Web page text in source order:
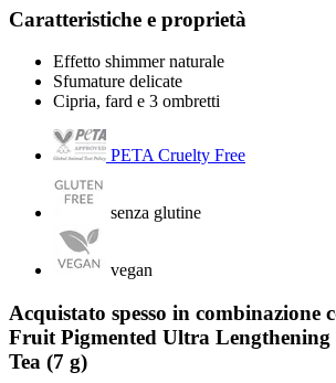
Caratteristiche e proprietà
Effetto shimmer naturale
Sfumature delicate
Cipria, fard e 3 ombretti
PETA Cruelty Free
senza glutine
vegan
Acquistato spesso in combinazione
Fruit Pigmented Ultra Lengthening
Tea (7 g)